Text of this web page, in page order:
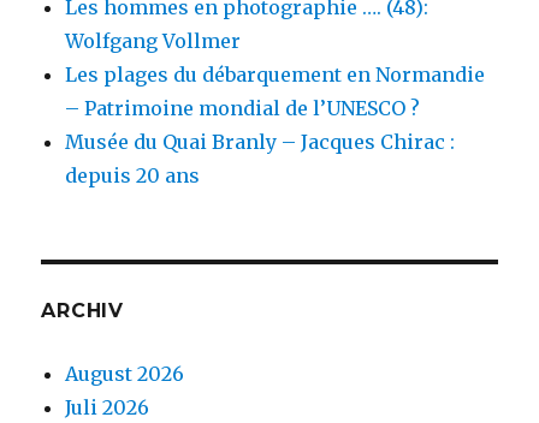
Les hommes en photographie …. (48):
Wolfgang Vollmer
Les plages du débarquement en Normandie
– Patrimoine mondial de l’UNESCO ?
Musée du Quai Branly – Jacques Chirac :
depuis 20 ans
ARCHIV
August 2026
Juli 2026